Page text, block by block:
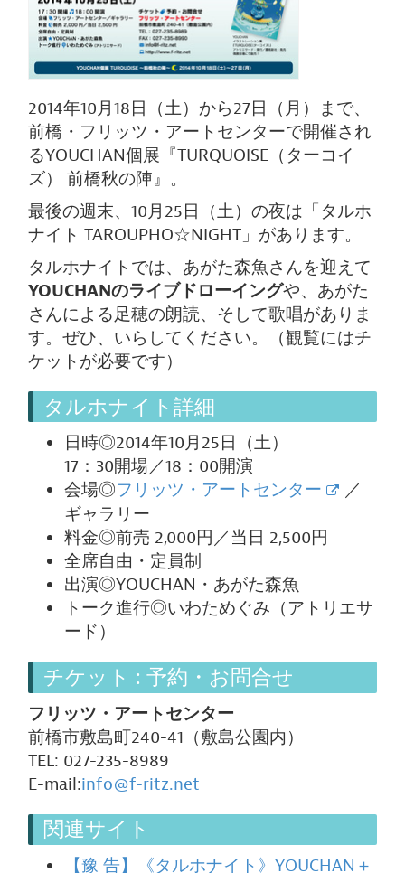
2014年10月18日（土）から27日（月）まで、
前橋・フリッツ・アートセンターで開催され
るYOUCHAN個展『TURQUOISE（ターコイ
ズ） 前橋秋の陣』。
最後の週末、10月25日（土）の夜は「タルホ
ナイト TAROUPHO☆NIGHT」があります。
タルホナイトでは、あがた森魚さんを迎えて
YOUCHANのライブドローイングや、あがた
さんによる足穂の朗読、そして歌唱がありま
す。ぜひ、いらしてください。（観覧にはチ
ケットが必要です）
タルホナイト詳細
日時◎2014年10月25日（土）
17：30開場／18：00開演
会場◎フリッツ・アートセンター
／
ギャラリー
料金◎前売 2,000円／当日 2,500円
全席自由・定員制
出演◎YOUCHAN・あがた森魚
トーク進行◎いわためぐみ（アトリエサ
ード）
チケット : 予約・お問合せ
フリッツ・アートセンター
前橋市敷島町240-41（敷島公園内）
TEL: 027-235-8989
E-mail:info@f-ritz.net
関連サイト
【豫 告】《タルホナイト》YOUCHAN＋